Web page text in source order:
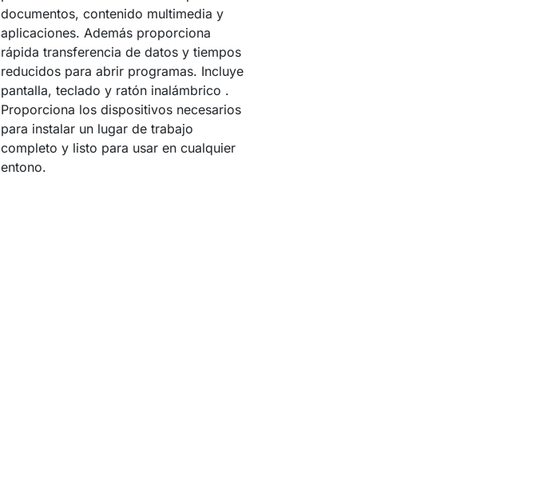
documentos, contenido multimedia y
aplicaciones. Además proporciona
rápida transferencia de datos y tiempos
reducidos para abrir programas. Incluye
pantalla, teclado y ratón inalámbrico .
Proporciona los dispositivos necesarios
para instalar un lugar de trabajo
completo y listo para usar en cualquier
entono.